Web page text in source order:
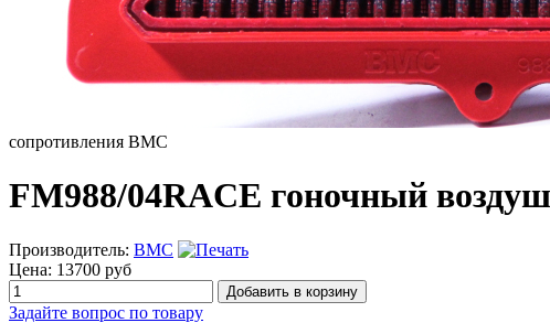
сопротивления BMC
FM988/04RACE гоночный
Производитель: BMC
Цена: 13700 руб
Задайте вопрос по товару